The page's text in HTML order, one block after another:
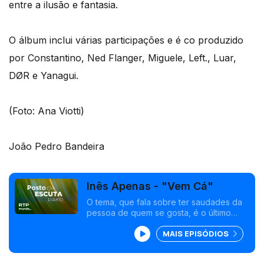
entre a ilusão e fantasia.
O álbum inclui várias participações e é co produzido
por Constantino, Ned Flanger, Miguele, Left., Luar,
DØR e Yanagui.
(Foto: Ana Viotti)
João Pedro Bandeira
Inês Apenas - "Vem Cá"
O tema, que fala sobre ter saudades da
pessoa de quem se gosta, é o último
"Éter", a editar esta sexta-feira
MAIS EPISÓDIOS